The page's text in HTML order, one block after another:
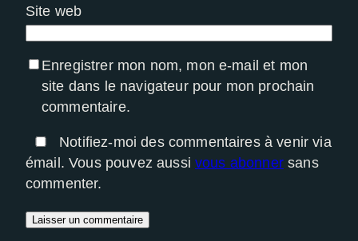
Site web
Enregistrer mon nom, mon e-mail et mon
site dans le navigateur pour mon prochain
commentaire.
Notifiez-moi des commentaires à venir via
émail. Vous pouvez aussivous abonnersans
commenter.